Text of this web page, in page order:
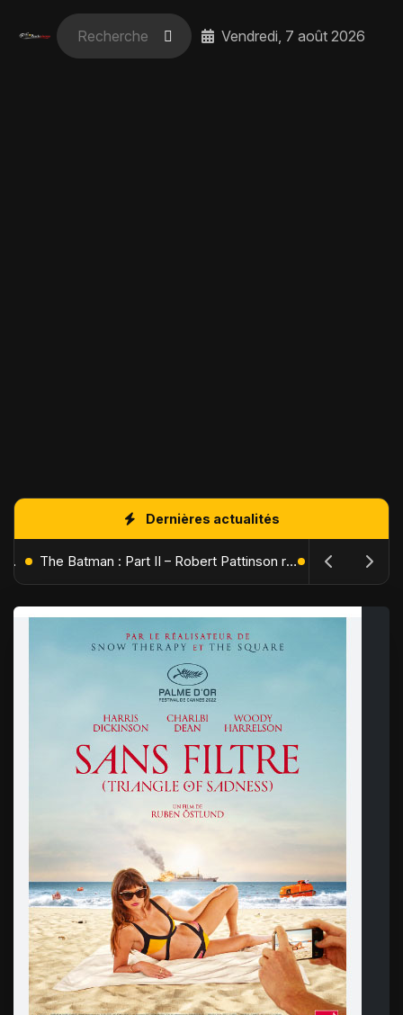
Vendredi, 7 août 2026
Dernières actualités
L'Âge de Glace : Le Réveil du Volcan – Manny, Sid et Diego de retour pour une aventure explosive The Batman : Part II – Robert Pattinson replonge dans les ténèbres de Gotham dès octobre 2027